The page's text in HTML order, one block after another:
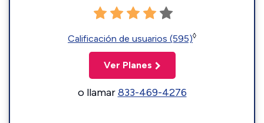
Calificación de usuarios (595)◊
Ver Planes
o llamar833-469-4276